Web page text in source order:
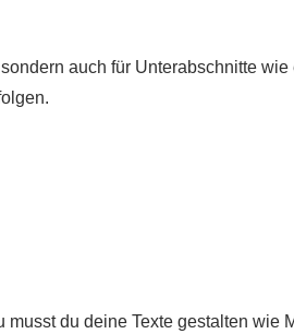
auch für Unterabschnitte
du deine Texte gestalten wie